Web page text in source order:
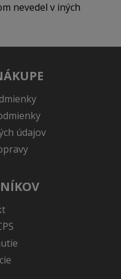
nevedel v iných
údajov